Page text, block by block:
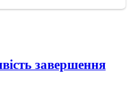
завершення